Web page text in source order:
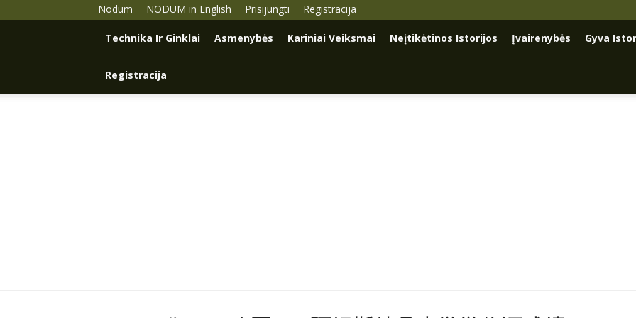
Nodum NODUM in English Prisijungti Registracija
Technika Ir Ginklai Asmenybės Kariniai Veiksmai Neįtikėtinos Istorijos Įvairenybės Gyva
Registracija